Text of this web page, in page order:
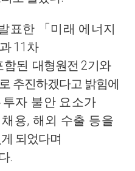
표한 「 미래 에너지
과11 차
된 대형원전 2기와
추진하겠다고 밝힘에
투자 불안 요소가
용, 해외 수출 등을
되었다며
.